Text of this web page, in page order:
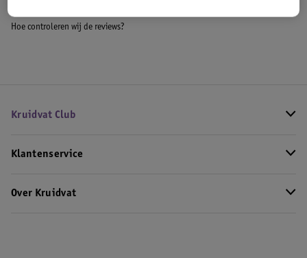
Hoe controleren wij de reviews?
Kruidvat Club
Klantenservice
Over Kruidvat